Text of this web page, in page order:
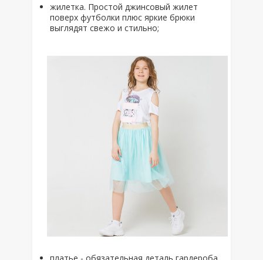
жилетка. Простой джинсовый жилет
поверх футболки плюс яркие брюки
выглядят свежо и стильно;